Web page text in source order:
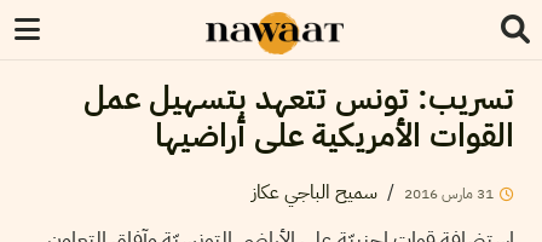
تسريب: تونس تتعهد بتسهيل عمل
القوات الأمريكية على أراضيها
31 مارس2016
/ سميح الباجي عكاز